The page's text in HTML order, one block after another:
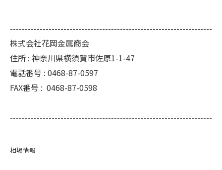
--------------------------------------------------------------------
株式会社花岡金属商会
住所 : 神奈川県横須賀市佐原1-1-47
電話番号 : 0468-87-0597
FAX番号 : 0468-87-0598
--------------------------------------------------------------------
相場情報